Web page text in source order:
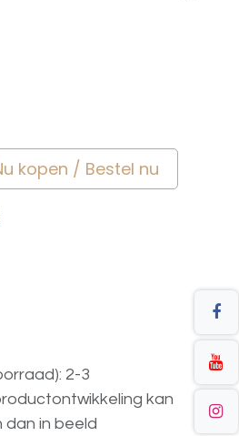
kopen / Bestel nu
2-3
kan
dan in beeld